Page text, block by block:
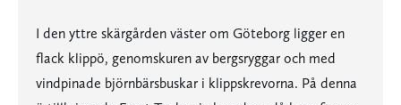
I den yttre skärgården väster om Göteborg ligger en
flack klippö, genomskuren av bergsryggar och med
vindpinade björnbärsbuskar i klippskrevorna. På denna